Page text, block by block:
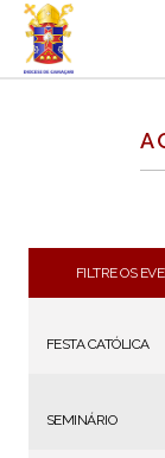
FILTRE OS
FESTA CATÓLICA
SEMINÁRIO